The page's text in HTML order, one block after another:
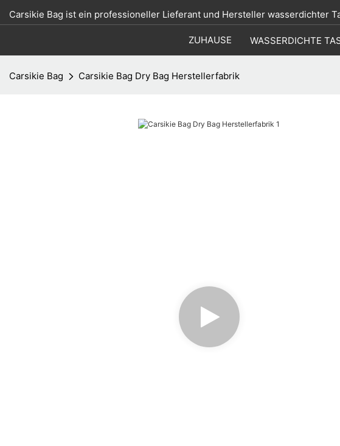
Carsikie Bag ist ein professioneller Lieferant und Hersteller wasserdichter
ZUHAUSE WASSERDICHTE
Carsikie Bag Carsikie Bag Dry Bag Herstellerfabrik